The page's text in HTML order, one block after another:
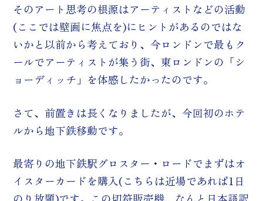
そのアート思考の根源はアーティストなどの活動
(ここでは壁画に焦点を)にヒントがあるのではな
いかと以前から考えており、今ロンドンで最もク
ールでアーティストが集う街、東ロンドンの「シ
ョーディッチ」を体感したかったのです。
さて、前置きは長くなりましたが、今回初のホテ
ルから地下鉄移動です。
最寄りの地下鉄駅グロスター・ロードでまずはオ
イスターカードを購入(こちらは近場であれば1日